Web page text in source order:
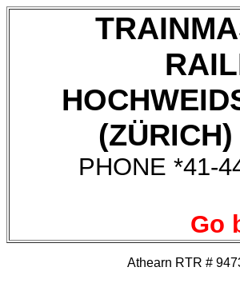
PHONE *41-
Go
Athearn RTR #